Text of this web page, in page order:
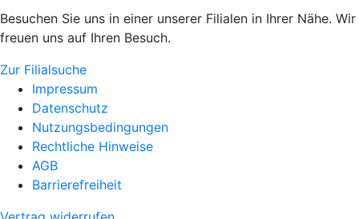
Besuchen Sie uns in einer unserer Filialen in Ihrer Nähe. Wir
freuen uns auf Ihren Besuch.
Zur Filialsuche
Impressum
Datenschutz
Nutzungsbedingungen
Rechtliche Hinweise
AGB
Barrierefreiheit